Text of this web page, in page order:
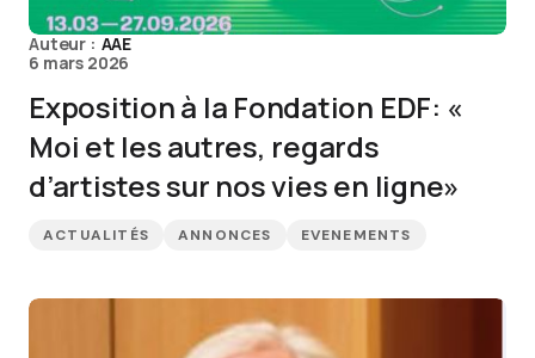
Auteur : AAE
6 mars 2026
Exposition à la Fondation EDF: «
Moi et les autres, regards
d’artistes sur nos vies en ligne»
ACTUALITÉS ANNONCES EVENEMENTS